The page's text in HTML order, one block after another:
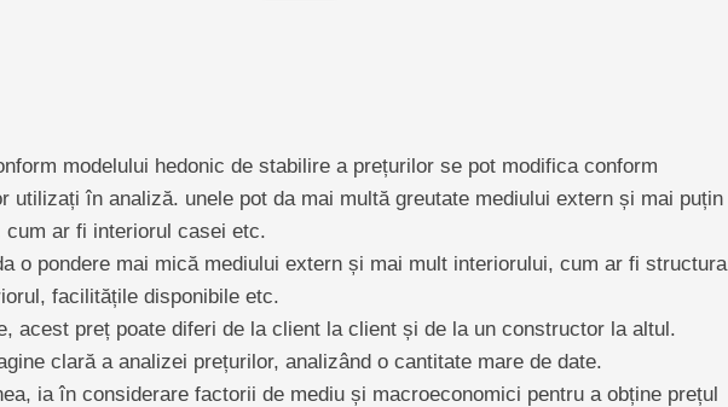
modelului hedonic de stabilire a prețurilor se pot modifica conform
utilizați în analiză. unele pot da mai multă greutate mediului extern și mai puțin
cum ar fi interiorul casei etc.
o pondere mai mică mediului extern și mai mult interiorului, cum ar fi structura
facilitățile disponibile etc.
acest preț poate diferi de la client la client și de la un constructor la altul.
clară a analizei prețurilor, analizând o cantitate mare de date.
ia în considerare factorii de mediu și macroeconomici pentru a obține prețul